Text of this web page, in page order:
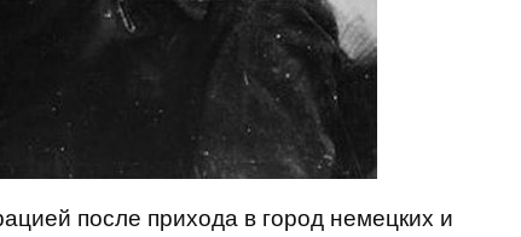
после прихода в город немецких и